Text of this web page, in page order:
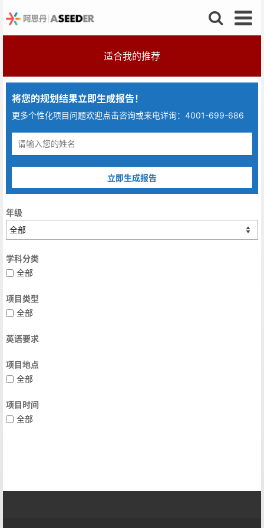
适合我的推荐
将您的规划结果立即生成报告！
更多个性化项目问题欢迎点击咨询或来电详询：4001-699-686
立即生成报告
年级
学科分类
全部
项目类型
全部
英语要求
项目地点
全部
项目时间
全部